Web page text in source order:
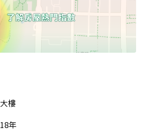
大樓
18年